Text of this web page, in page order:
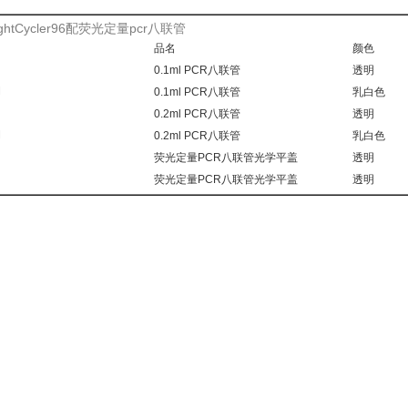
配荧光定量pcr八联管
品名
颜色
0.1ml PCR八联管
透明
0.1ml PCR八联管
乳白色
0.2ml PCR八联管
透明
0.2ml PCR八联管
乳白色
荧光定量PCR八联管光学平盖
透明
荧光定量PCR八联管光学平盖
透明